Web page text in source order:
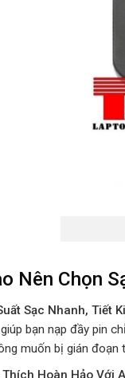
Nên Chọn
Sạc Nhanh, Tiết
bạn nạp đầy pin
muốn bị gián đoạn
Hoàn Hảo Với